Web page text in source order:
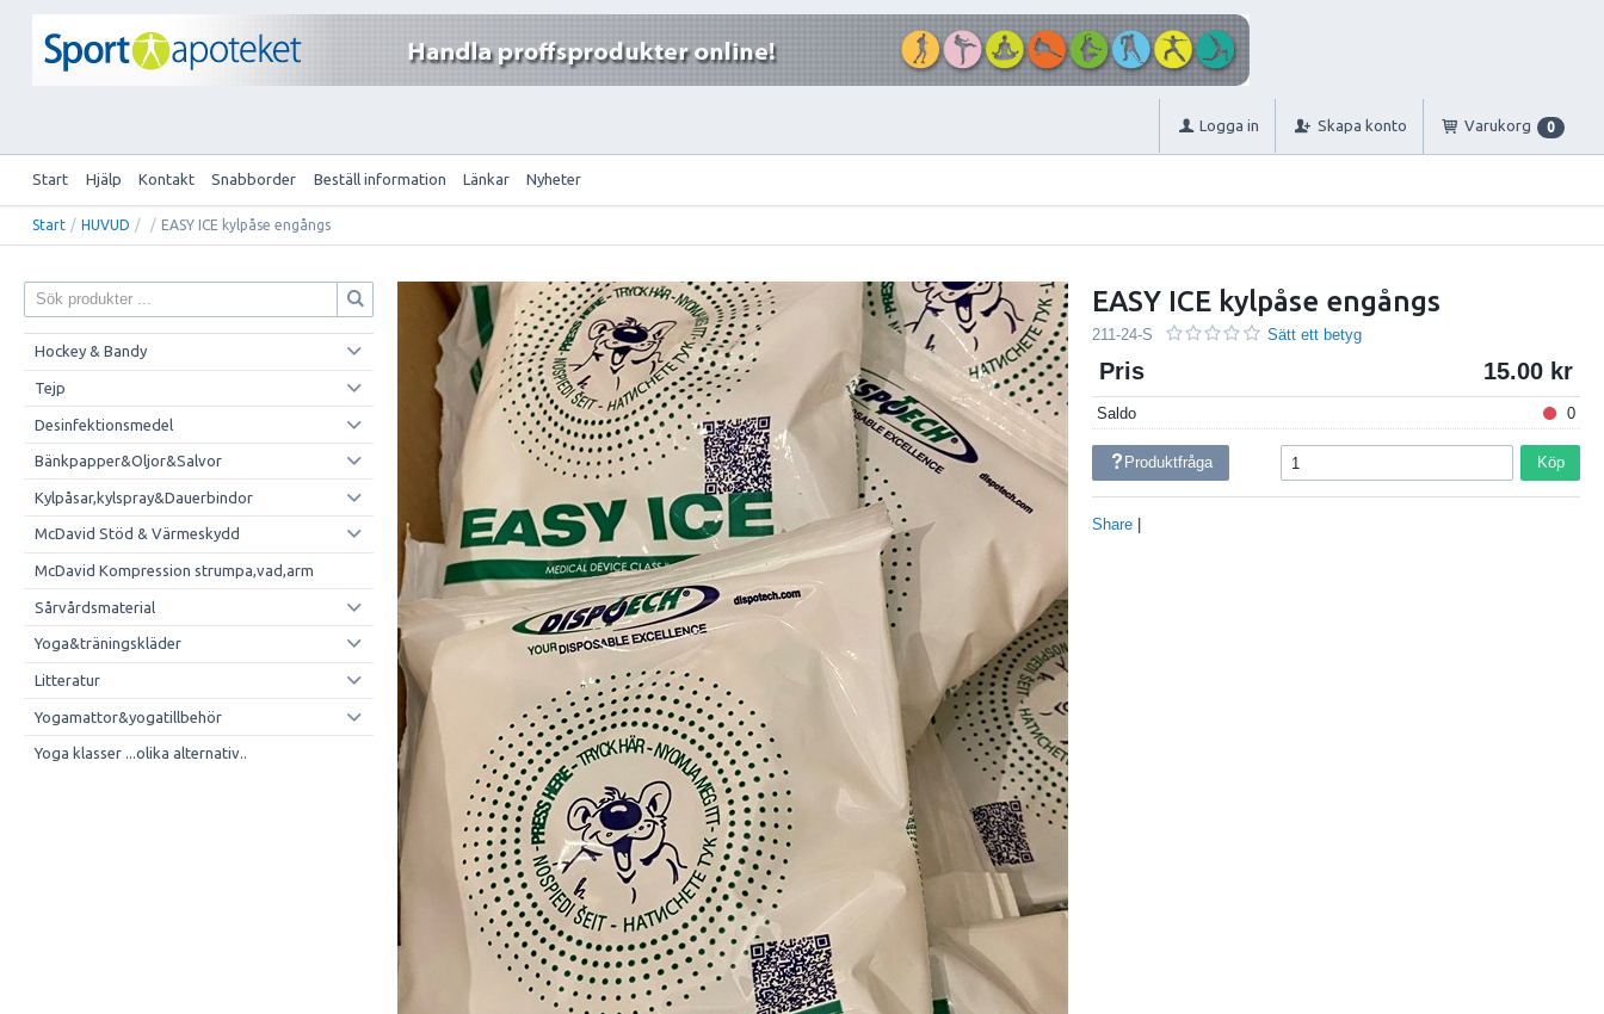
Logga in Skapa konto Varukorg 0
Start Hjälp Kontakt Snabborder Beställ information Länkar Nyheter
Start / HUVUD / / EASY ICE kylpåse engångs
Hockey & Bandy
Tejp
Desinfektionsmedel
Bänkpapper&Oljor&Salvor
Kylpåsar,kylspray&Dauerbindor
McDavid Stöd & Värmeskydd
McDavid Kompression strumpa,vad,arm
Sårvårdsmaterial
Yoga&träningskläder
Litteratur
Yogamattor&yogatillbehör
Yoga klasser ...olika alternativ..
EASY ICE kylpåse engångs
211-24-S Sätt ett betyg
Pris 15.00
Saldo 0
Produktfråga Köp
Share